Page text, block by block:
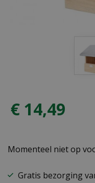
€ 14,49
Momenteel niet op
Gratis bezorging